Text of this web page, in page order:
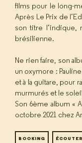
films pour le long-
Après Le Prix de
son titre l’indique,
brésilienne.
Ne rien faire, son
un oxymore :
et à la guitare, pour
murmurés et le
Son 6ème album «
octobre 2021 chez
BOOKING ÉCOUTER